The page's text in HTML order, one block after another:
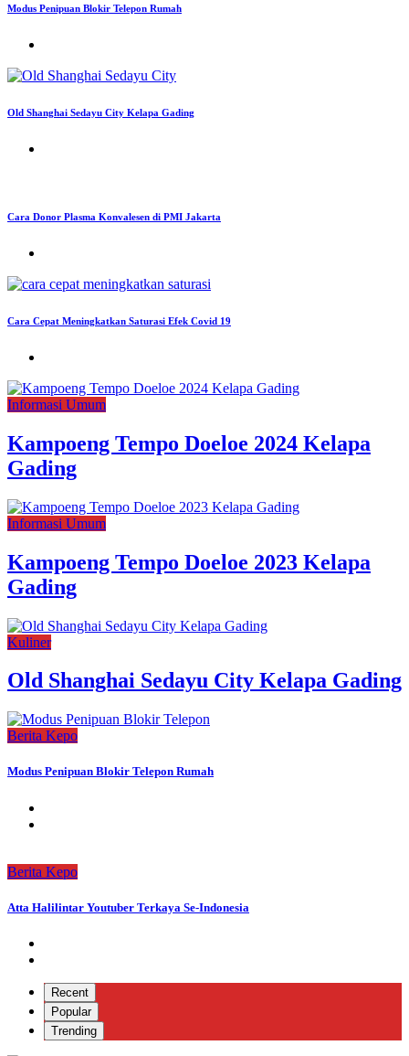
Modus Penipuan Blokir Telepon Rumah
Old Shanghai Sedayu City Kelapa Gading
Cara Donor Plasma Konvalesen di PMI Jakarta
Cara Cepat Meningkatkan Saturasi Efek Covid 19
Informasi Umum
Kampoeng Tempo Doeloe 2024 Kelapa
Gading
Informasi Umum
Kampoeng Tempo Doeloe 2023 Kelapa
Gading
Kuliner
Old Shanghai Sedayu City Kelapa Gading
Berita Kepo
Modus Penipuan Blokir Telepon Rumah
Berita Kepo
Atta Halilintar Youtuber Terkaya Se-Indonesia
Recent
Popular
Trending